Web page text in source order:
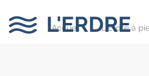
Accueil L'Erdre à
L'ERDRE